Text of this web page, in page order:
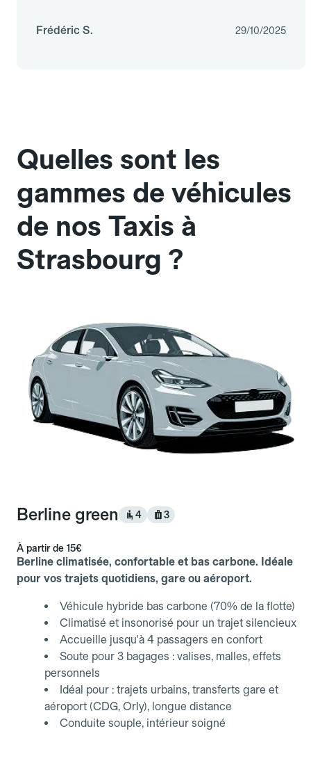
Frédéric S. 29/10/2025
Quelles sont les
gammes de véhicules
de nos Taxis à
Strasbourg ?
Berline green 4 3
À partir de 15€
Berline climatisée, confortable et bas carbone. Idéale
pour vos trajets quotidiens, gare ou aéroport.
Véhicule hybride bas carbone (70% de la flotte)
Climatisé et insonorisé pour un trajet silencieux
Accueille jusqu'à 4 passagers en confort
Soute pour 3 bagages : valises, malles, effets
personnels
Idéal pour : trajets urbains, transferts gare et
aéroport (CDG, Orly), longue distance
Conduite souple, intérieur soigné